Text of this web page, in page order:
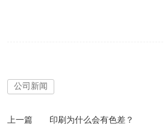
公司新闻
上一篇 印刷为什么会有色差？